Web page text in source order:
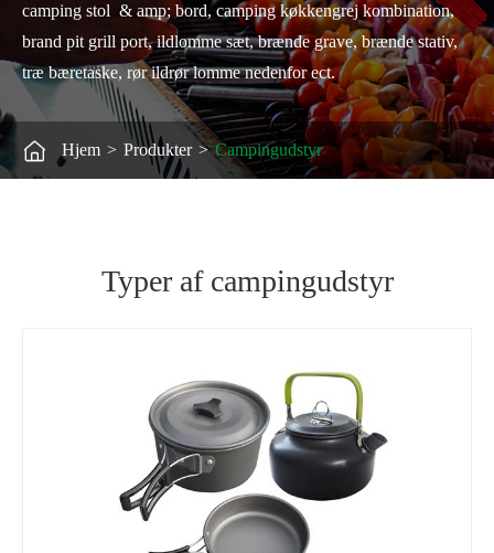
camping stol & amp; bord, camping køkkengrej kombination,
brand pit grill port, ildlomme sæt, brænde grave, brænde stativ,
træ bæretaske, rør ildrør lomme nedenfor ect.
 Hjem Produkter Campingudstyr
Typer af campingudstyr